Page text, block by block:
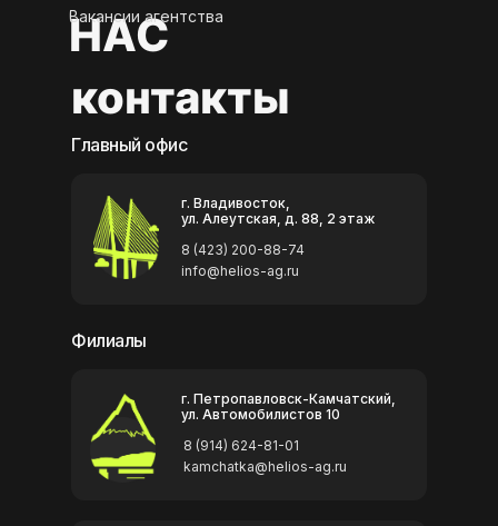
контакты
г. Владивосток,
ул. Алеутская, д. 88, 2 этаж
8 (423) 200-88-74
г. Петропавловск-Камчатский,
ул. Автомобилистов 10
8 (914) 624-81-01
Главный офис
info@helios-ag.ru
kamchatka@helios-ag.ru
Филиалы
НАС
Вакансии агентства